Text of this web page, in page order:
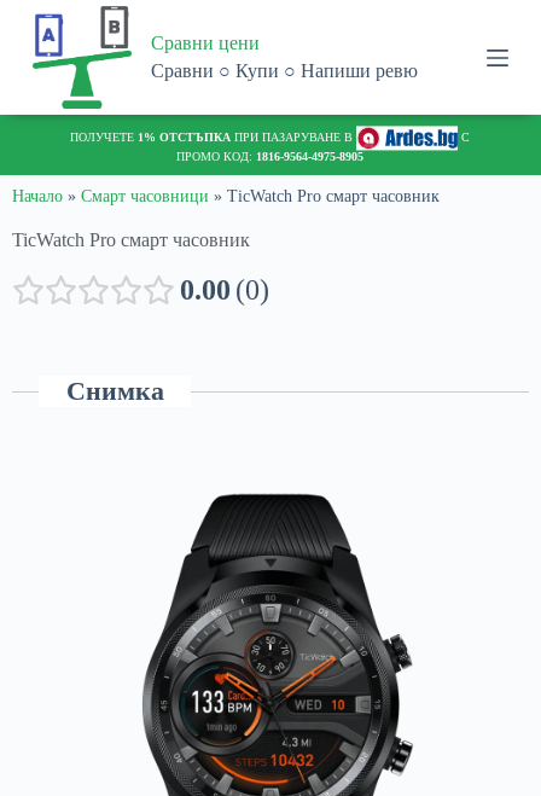
o
n
e
t
Сравни цени
Сравни ○ Купи ○ Напиши ревю
ПОЛУЧЕТЕ 1% ОТСТЪПКА ПРИ ПАЗАРУВАНЕ В
С
ПРОМО КОД: 1816-9564-4975-8905
Начало » Смарт часовници » TicWatch Pro смарт часовник
TicWatch Pro смарт часовник
0.00 0
Снимка